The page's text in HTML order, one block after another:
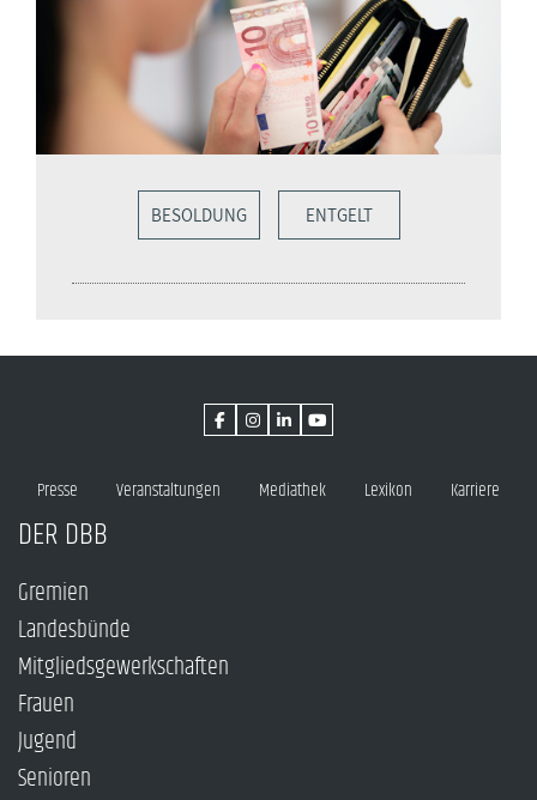
BESOLDUNG ENTGELT
Presse Veranstaltungen Mediathek Lexikon Karriere
DER DBB
Gremien
Landesbünde
Mitgliedsgewerkschaften
Frauen
Jugend
Senioren